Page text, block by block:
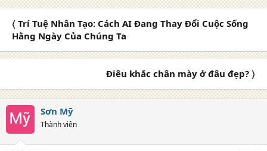
〈 Trí Tuệ Nhân Tạo: Cách AI Đang Thay Đổi Cuộc Sống
Hằng Ngày Của Chúng Ta
Điêu khắc chân mày ở đâu đẹp? 〉
Sơn Mỹ
Thành viên